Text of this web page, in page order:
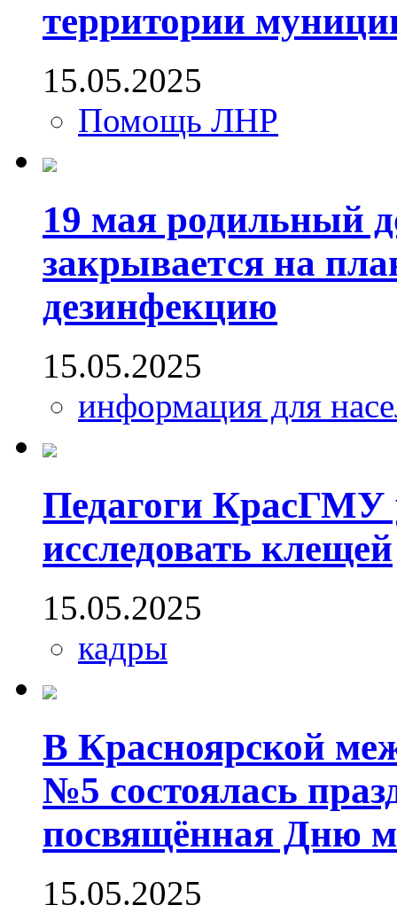
территории
15.05.2025
Помощь ЛНР
19 мая родильный
закрывается на
дезинфекцию
15.05.2025
информация для
Педагоги КрасГМУ
исследовать клещей
15.05.2025
кадры
В Красноярской
№5 состоялась
посвящённая Дню
15.05.2025